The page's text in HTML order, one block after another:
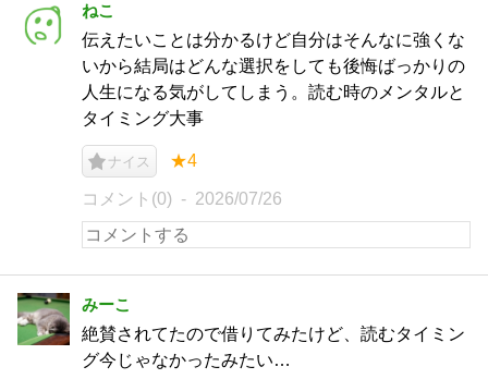
ねこ
伝えたいことは分かるけど自分はそんなに強くな
いから結局はどんな選択をしても後悔ばっかりの
人生になる気がしてしまう。読む時のメンタルと
タイミング大事
ナイス ★4
コメント(0) 2026/07/26
みーこ
絶賛されてたので借りてみたけど、読むタイミン
グ今じゃなかったみたい…